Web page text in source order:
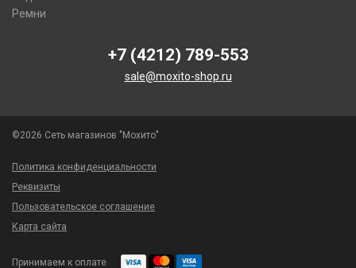
Ремни
+7 (4212) 789-553
sale@moxito-shop.ru
©2026 Сеть магазинов "Мохито"
Политика конфиденциальности
Реквизиты
Пользовательское соглашение
Карта сайта
Принимаем к оплате